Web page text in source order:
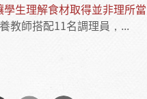
生理解食材取得並非理所
教師搭配11名調理員，...